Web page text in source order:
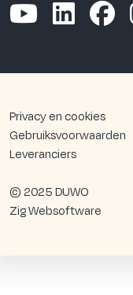
Privacy en cookies
Gebruiksvoorwaarden
Leveranciers
© 2025 DUWO
Zig Websoftware